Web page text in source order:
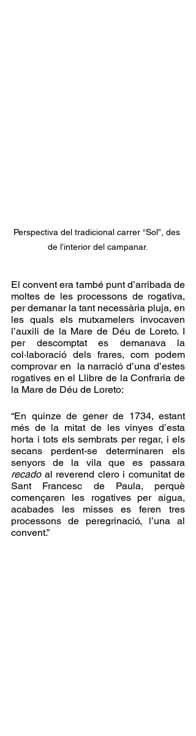
Perspectiva del tradicional carrer “Sol”, des
de l’interior del campanar.
El convent era també punt d’arribada de
moltes de les processons de rogativa,
per demanar la tant necessària pluja, en
les quals els mutxamelers invocaven
l’auxili de la Mare de Déu de Loreto. I
per descomptat es demanava la
col·laboració dels frares, com podem
comprovar en  la narració d’una d’estes
rogatives en el Llibre de la Confraria de
la Mare de Déu de Loreto:
“En quinze de gener de 1734, estant
més de la mitat de les vinyes d’esta
horta i tots els sembrats per regar, i els
secans perdent-se determinaren els
recado al reverend clero i comunitat de
Sant Francesc de Paula, perquè
començaren les rogatives per aigua,
acabades les misses es feren tres
processons de peregrinació, l’una al
convent.”